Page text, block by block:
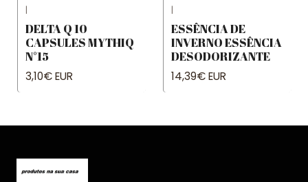
|
DELTA Q 10
CAPSULES MYTHIQ
N°15
3,10€ EUR
|
ESSÊNCIA DE
INVERNO ESSÊNCIA
DESODORIZANTE
14,39€ EUR